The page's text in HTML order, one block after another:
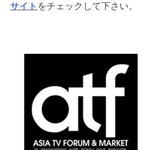
サイト をチェックして下さい。